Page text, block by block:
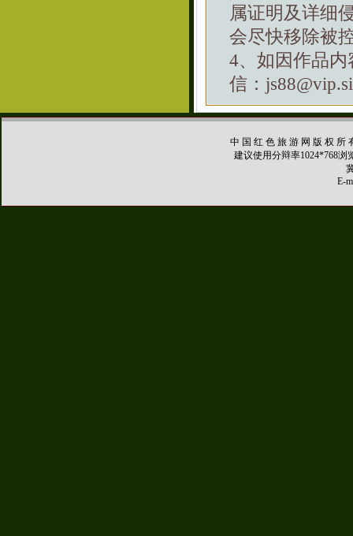
属证明及详细
会尽快移除被
4、如因作品
信：
中 国 红 色 旅 游 网 版 权 所
建议使用分辩率1024*768浏
E-